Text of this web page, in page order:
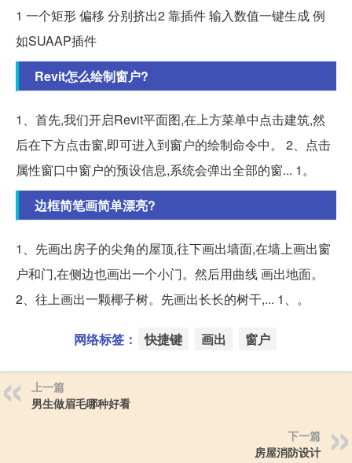
1 一个矩形 偏移 分别挤出2 靠插件 输入数值一键生成 例
如SUAAP插件
Revit怎么绘制窗户?
1、首先,我们开启Revit平面图,在上方菜单中点击建筑,然
后在下方点击窗,即可进入到窗户的绘制命令中。 2、点击
属性窗口中窗户的预设信息,系统会弹出全部的窗... 1。
边框简笔画简单漂亮?
1、先画出房子的尖角的屋顶,往下画出墙面,在墙上画出窗
户和门,在侧边也画出一个小门。然后用曲线 画出地面。
2、往上画出一颗椰子树。先画出长长的树干,... 1、。
网络标签： 快捷键 画出 窗户
上一篇
男生做眉毛哪种好看
下一篇
房屋消防设计